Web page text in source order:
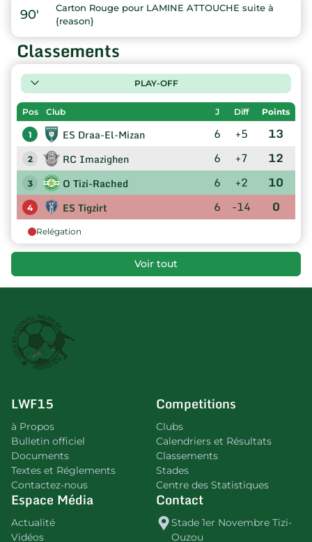
90'
Carton Rouge pour LAMINE ATTOUCHE suite à
{reason}
Classements
PLAY-OFF
Pos Club J Diff Points
1 ES Draa-El-Mizan 6 +5 13
2 RC Imazighen 6 +7 12
3 O Tizi-Rached 6 +2 10
4 ES Tigzirt 6 -14 0
Relégation
Voir tout
LWF15
à Propos
Bulletin officiel
Documents
Textes et Réglements
Contactez-nous
Competitions
Clubs
Calendriers et Résultats
Classements
Stades
Centre des Statistiques
Espace Média
Actualité
Vidéos
Contact
Stade 1er Novembre Tizi-
Ouzou